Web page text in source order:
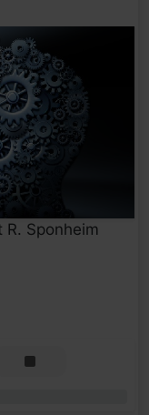
R. Sponheim